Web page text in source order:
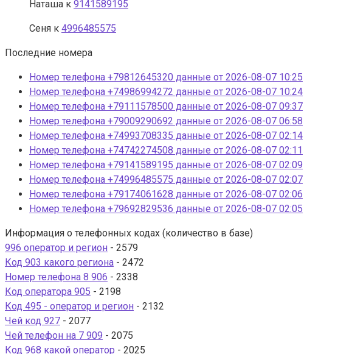
Наташа к 9141589195
Сеня к 4996485575
Последние номера
Номер телефона +79812645320 данные от 2026-08-07 10:25
Номер телефона +74986994272 данные от 2026-08-07 10:24
Номер телефона +79111578500 данные от 2026-08-07 09:37
Номер телефона +79009290692 данные от 2026-08-07 06:58
Номер телефона +74993708335 данные от 2026-08-07 02:14
Номер телефона +74742274508 данные от 2026-08-07 02:11
Номер телефона +79141589195 данные от 2026-08-07 02:09
Номер телефона +74996485575 данные от 2026-08-07 02:07
Номер телефона +79174061628 данные от 2026-08-07 02:06
Номер телефона +79692829536 данные от 2026-08-07 02:05
Информация о телефонных кодах (количество в базе)
996 оператор и регион - 2579
Код 903 какого региона - 2472
Номер телефона 8 906 - 2338
Код оператора 905 - 2198
Код 495 - оператор и регион - 2132
Чей код 927 - 2077
Чей телефон на 7 909 - 2075
Код 968 какой оператор - 2025